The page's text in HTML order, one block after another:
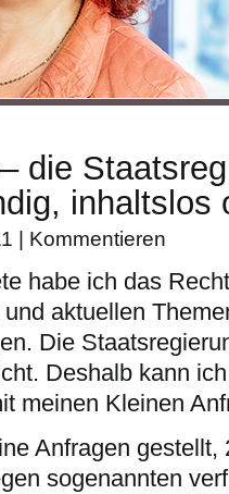
die
inhaltslos
| Kommentieren
habe ich das
aktuellen
Die
Deshalb kann
meinen Kleinen
Anfragen gestellt,
sogenannten